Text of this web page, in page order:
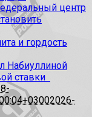
центр
и гордость
Набиуллиной
ставки
2026-